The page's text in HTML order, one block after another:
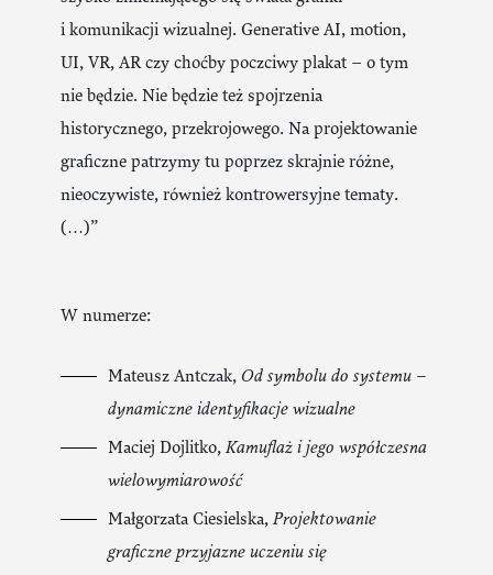
i komunikacji wizualnej. Generative AI, motion,
UI, VR, AR czy choćby poczciwy plakat – o tym
nie będzie. Nie będzie też spojrzenia
historycznego, przekrojowego. Na projektowanie
graficzne patrzymy tu poprzez skrajnie różne,
nieoczywiste, również kontrowersyjne tematy.
(…)”
W numerze:
Mateusz Antczak, Od symbolu do systemu –
dynamiczne identyfikacje wizualne
Maciej Dojlitko,Kamuflaż i jego współczesna
wielowymiarowość
Małgorzata Ciesielska,Projektowanie
graficzne przyjazne uczeniu się